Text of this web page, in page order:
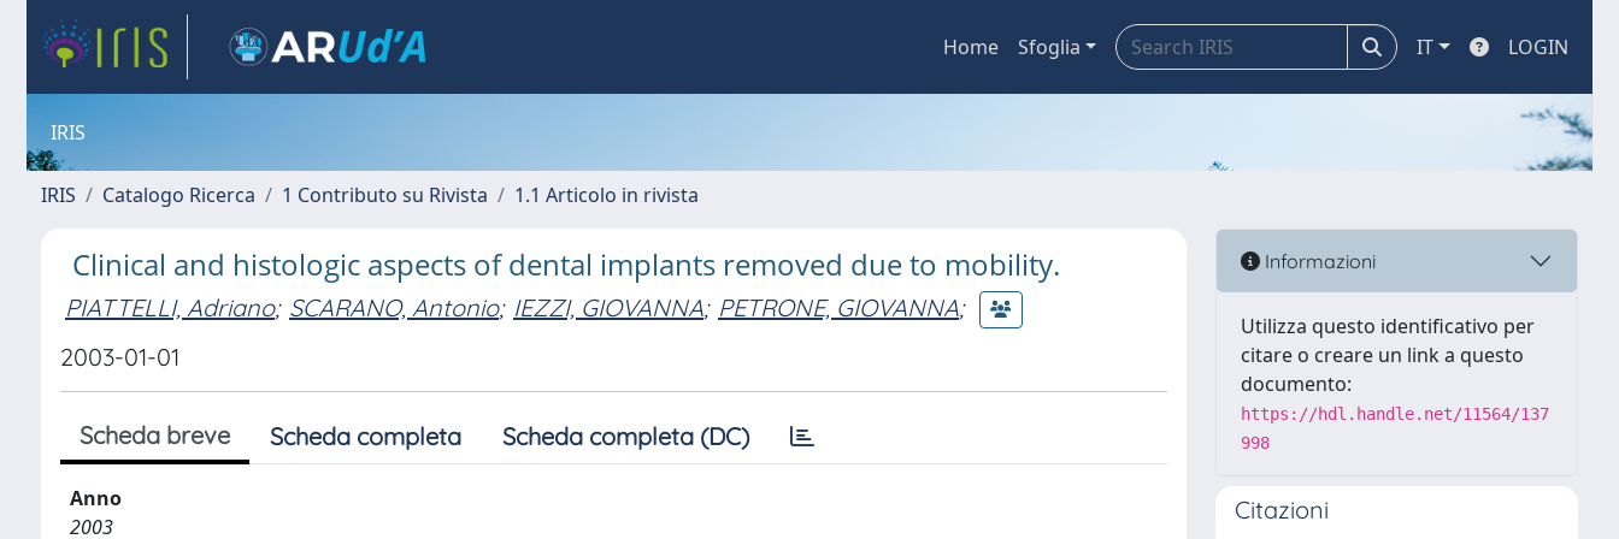
Home Sfoglia IT LOGIN
IRIS
IRIS Catalogo Ricerca 1 Contributo su Rivista 1.1 Articolo in rivista
Clinical and histologic aspects of dental implants removed due to mobility.
PIATTELLI, Adriano; SCARANO, Antonio; IEZZI, GIOVANNA; PETRONE, GIOVANNA;
2003-01-01
Scheda breve Scheda completa Scheda completa (DC)
Anno
2003
Informazioni
Utilizza questo identificativo per
citare o creare un link a questo
documento:
https://hdl.handle.net/11564/137
998
Citazioni